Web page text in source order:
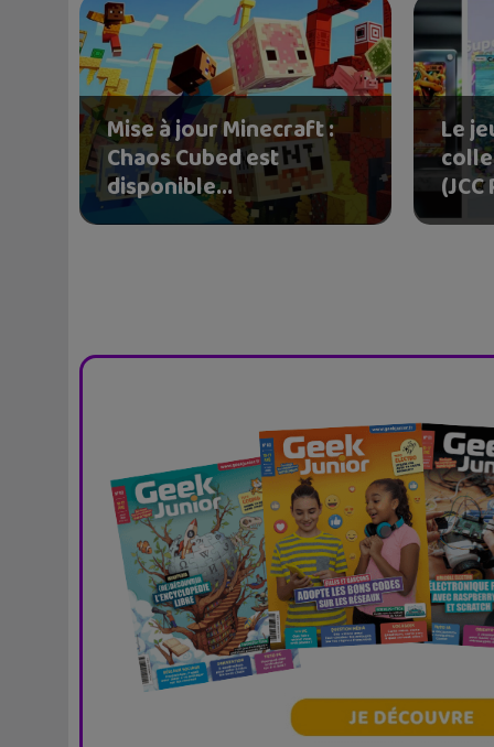
Mise à jour Minecraft :
Chaos Cubed est
disponible...
Le